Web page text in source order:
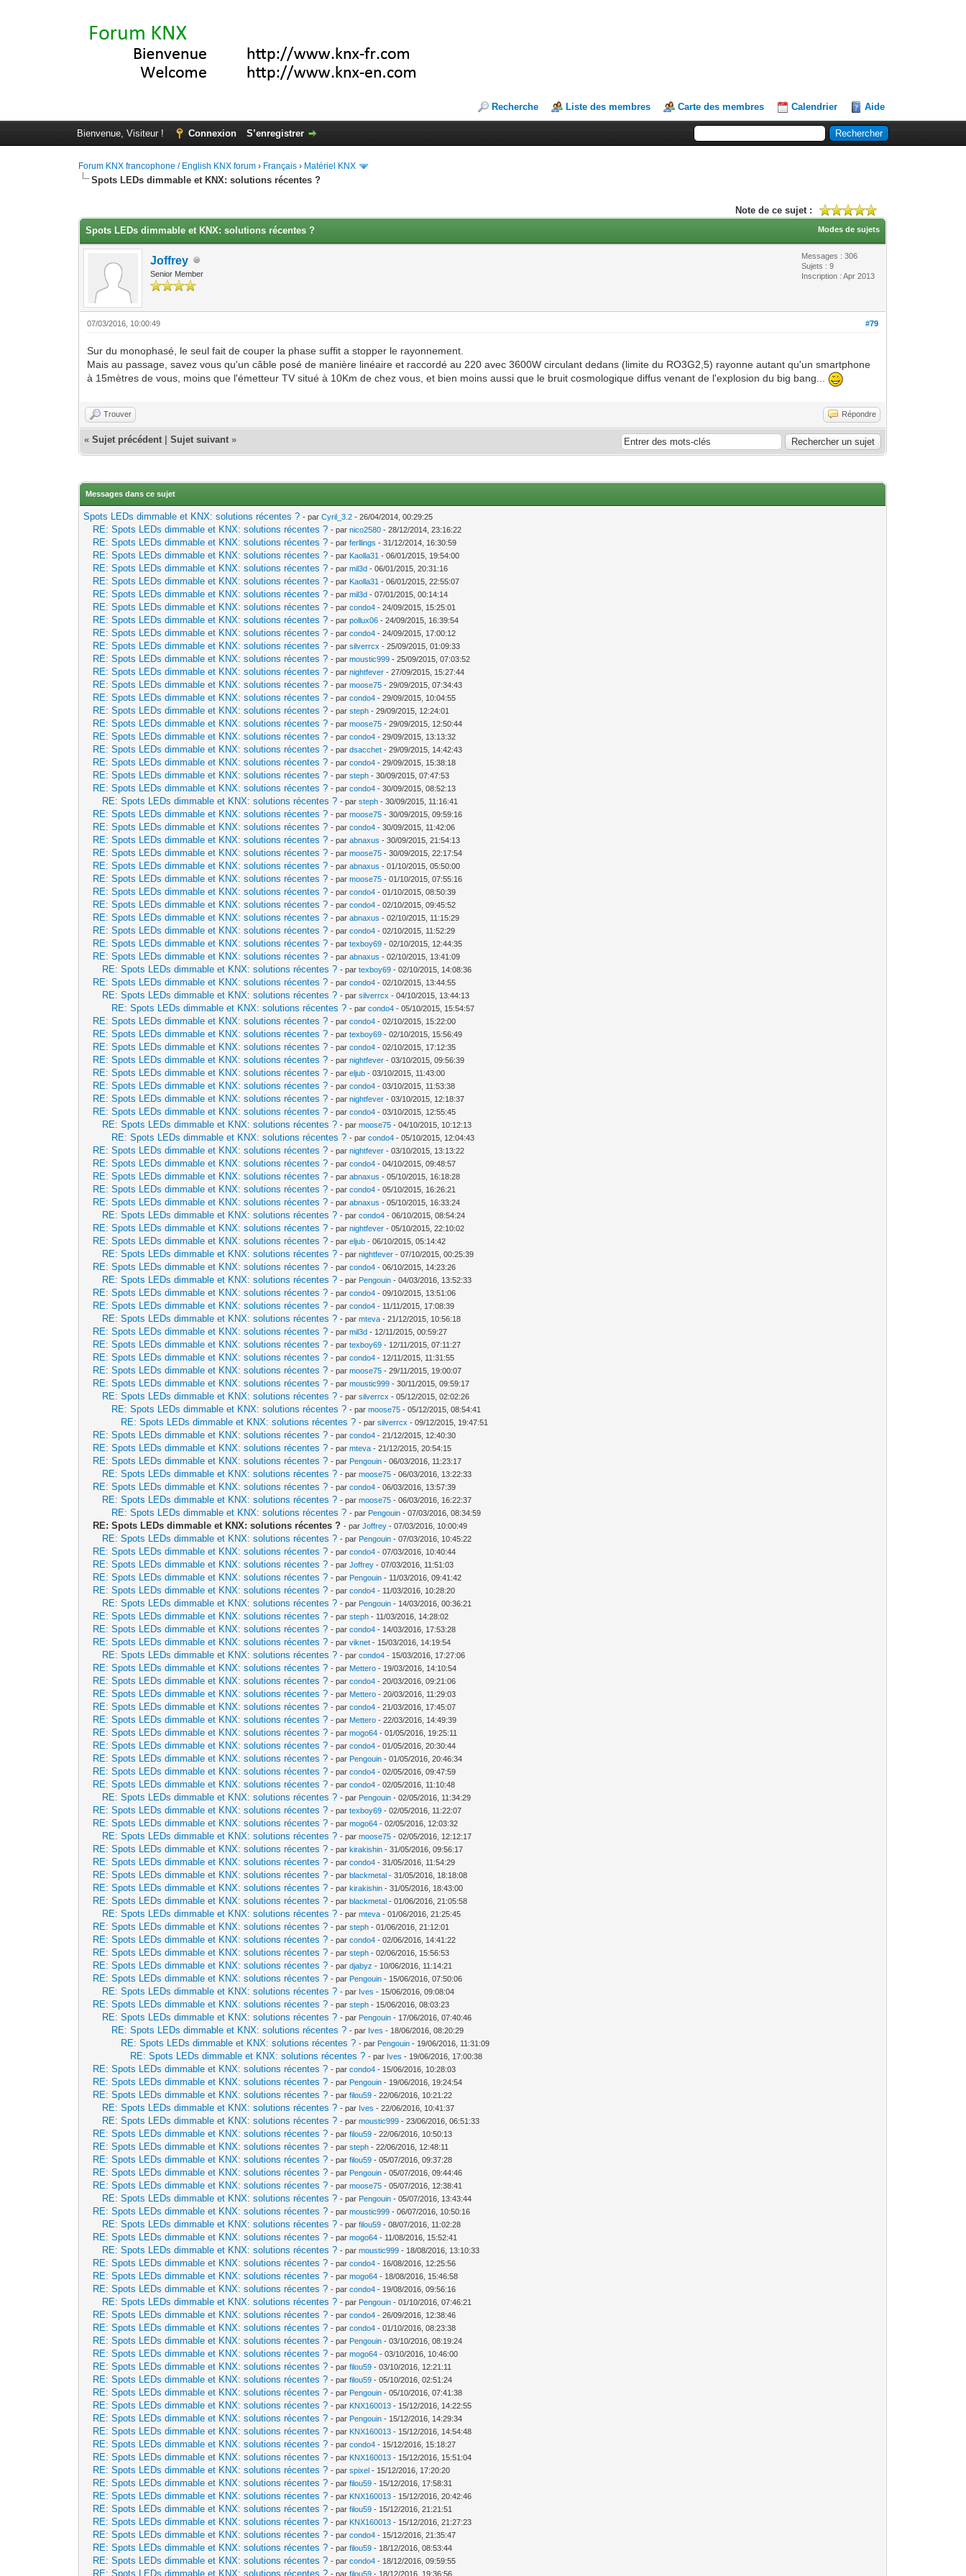
Recherche Liste des membres Carte des membres Calendrier Aide
Bienvenue, Visiteur ! Connexion S’enregistrer
Forum KNX francophone / English KNX forum › Français › Matériel KNX
Spots LEDs dimmable et KNX: solutions récentes ?
Note de ce sujet :
Modes de sujets
Spots LEDs dimmable et KNX: solutions récentes ?
Joffrey
Senior Member
Messages : 306
Sujets : 9
Inscription : Apr 2013
#79
07/03/2016, 10:00:49
Sur du monophasé, le seul fait de couper la phase suffit a stopper le rayonnement.
Mais au passage, savez vous qu'un câble posé de manière linéaire et raccordé au 220 avec 3600W circulant dedans (limite du RO3G2,5) rayonne autant qu'un smartphone
à 15mètres de vous, moins que l'émetteur TV situé à 10Km de chez vous, et bien moins aussi que le bruit cosmologique diffus venant de l'explosion du big bang...
Trouver Répondre
«Sujet précédent |Sujet suivant »
Messages dans ce sujet
Spots LEDs dimmable et KNX: solutions récentes ? - parCyril_3.2 - 26/04/2014, 00:29:25
RE: Spots LEDs dimmable et KNX: solutions récentes ? - parnico2580 - 28/12/2014, 23:16:22
RE: Spots LEDs dimmable et KNX: solutions récentes ? - parferllings - 31/12/2014, 16:30:59
RE: Spots LEDs dimmable et KNX: solutions récentes ? - par Kaolla31 - 06/01/2015, 19:54:00
RE: Spots LEDs dimmable et KNX: solutions récentes ? - parmil3d - 06/01/2015, 20:31:16
RE: Spots LEDs dimmable et KNX: solutions récentes ? - par Kaolla31 - 06/01/2015, 22:55:07
RE: Spots LEDs dimmable et KNX: solutions récentes ? - parmil3d - 07/01/2015, 00:14:14
RE: Spots LEDs dimmable et KNX: solutions récentes ? - parcondo4 - 24/09/2015, 15:25:01
RE: Spots LEDs dimmable et KNX: solutions récentes ? - parpollux06 - 24/09/2015, 16:39:54
RE: Spots LEDs dimmable et KNX: solutions récentes ? - parcondo4 - 24/09/2015, 17:00:12
RE: Spots LEDs dimmable et KNX: solutions récentes ? - parsilverrcx - 25/09/2015, 01:09:33
RE: Spots LEDs dimmable et KNX: solutions récentes ? - parmoustic999 - 25/09/2015, 07:03:52
RE: Spots LEDs dimmable et KNX: solutions récentes ? - parnightfever - 27/09/2015, 15:27:44
RE: Spots LEDs dimmable et KNX: solutions récentes ? - parmoose75 - 29/09/2015, 07:34:43
RE: Spots LEDs dimmable et KNX: solutions récentes ? - parcondo4 - 29/09/2015, 10:04:55
RE: Spots LEDs dimmable et KNX: solutions récentes ? - parsteph - 29/09/2015, 12:24:01
RE: Spots LEDs dimmable et KNX: solutions récentes ? - parmoose75 - 29/09/2015, 12:50:44
RE: Spots LEDs dimmable et KNX: solutions récentes ? - parcondo4 - 29/09/2015, 13:13:32
RE: Spots LEDs dimmable et KNX: solutions récentes ? - pardsacchet - 29/09/2015, 14:42:43
RE: Spots LEDs dimmable et KNX: solutions récentes ? - parcondo4 - 29/09/2015, 15:38:18
RE: Spots LEDs dimmable et KNX: solutions récentes ? - parsteph - 30/09/2015, 07:47:53
RE: Spots LEDs dimmable et KNX: solutions récentes ? - parcondo4 - 30/09/2015, 08:52:13
RE: Spots LEDs dimmable et KNX: solutions récentes ? - parsteph - 30/09/2015, 11:16:41
RE: Spots LEDs dimmable et KNX: solutions récentes ? - parmoose75 - 30/09/2015, 09:59:16
RE: Spots LEDs dimmable et KNX: solutions récentes ? - parcondo4 - 30/09/2015, 11:42:06
RE: Spots LEDs dimmable et KNX: solutions récentes ? - parabnaxus - 30/09/2015, 21:54:13
RE: Spots LEDs dimmable et KNX: solutions récentes ? - parmoose75 - 30/09/2015, 22:17:54
RE: Spots LEDs dimmable et KNX: solutions récentes ? - parabnaxus - 01/10/2015, 05:50:00
RE: Spots LEDs dimmable et KNX: solutions récentes ? - parmoose75 - 01/10/2015, 07:55:16
RE: Spots LEDs dimmable et KNX: solutions récentes ? - parcondo4 - 01/10/2015, 08:50:39
RE: Spots LEDs dimmable et KNX: solutions récentes ? - parcondo4 - 02/10/2015, 09:45:52
RE: Spots LEDs dimmable et KNX: solutions récentes ? - parabnaxus - 02/10/2015, 11:15:29
RE: Spots LEDs dimmable et KNX: solutions récentes ? - parcondo4 - 02/10/2015, 11:52:29
RE: Spots LEDs dimmable et KNX: solutions récentes ? - partexboy69 - 02/10/2015, 12:44:35
RE: Spots LEDs dimmable et KNX: solutions récentes ? - parabnaxus - 02/10/2015, 13:41:09
RE: Spots LEDs dimmable et KNX: solutions récentes ? - partexboy69 - 02/10/2015, 14:08:36
RE: Spots LEDs dimmable et KNX: solutions récentes ? - parcondo4 - 02/10/2015, 13:44:55
RE: Spots LEDs dimmable et KNX: solutions récentes ? - parsilverrcx - 04/10/2015, 13:44:13
RE: Spots LEDs dimmable et KNX: solutions récentes ? - parcondo4 - 05/10/2015, 15:54:57
RE: Spots LEDs dimmable et KNX: solutions récentes ? - parcondo4 - 02/10/2015, 15:22:00
RE: Spots LEDs dimmable et KNX: solutions récentes ? - partexboy69 - 02/10/2015, 15:56:49
RE: Spots LEDs dimmable et KNX: solutions récentes ? - parcondo4 - 02/10/2015, 17:12:35
RE: Spots LEDs dimmable et KNX: solutions récentes ? - parnightfever - 03/10/2015, 09:56:39
RE: Spots LEDs dimmable et KNX: solutions récentes ? - pareljub - 03/10/2015, 11:43:00
RE: Spots LEDs dimmable et KNX: solutions récentes ? - parcondo4 - 03/10/2015, 11:53:38
RE: Spots LEDs dimmable et KNX: solutions récentes ? - parnightfever - 03/10/2015, 12:18:37
RE: Spots LEDs dimmable et KNX: solutions récentes ? - parcondo4 - 03/10/2015, 12:55:45
RE: Spots LEDs dimmable et KNX: solutions récentes ? - parmoose75 - 04/10/2015, 10:12:13
RE: Spots LEDs dimmable et KNX: solutions récentes ? - parcondo4 - 05/10/2015, 12:04:43
RE: Spots LEDs dimmable et KNX: solutions récentes ? - parnightfever - 03/10/2015, 13:13:22
RE: Spots LEDs dimmable et KNX: solutions récentes ? - parcondo4 - 04/10/2015, 09:48:57
RE: Spots LEDs dimmable et KNX: solutions récentes ? - parabnaxus - 05/10/2015, 16:18:28
RE: Spots LEDs dimmable et KNX: solutions récentes ? - parcondo4 - 05/10/2015, 16:26:21
RE: Spots LEDs dimmable et KNX: solutions récentes ? - parabnaxus - 05/10/2015, 16:33:24
RE: Spots LEDs dimmable et KNX: solutions récentes ? - parcondo4 - 06/10/2015, 08:54:24
RE: Spots LEDs dimmable et KNX: solutions récentes ? - parnightfever - 05/10/2015, 22:10:02
RE: Spots LEDs dimmable et KNX: solutions récentes ? - pareljub - 06/10/2015, 05:14:42
RE: Spots LEDs dimmable et KNX: solutions récentes ? - parnightfever - 07/10/2015, 00:25:39
RE: Spots LEDs dimmable et KNX: solutions récentes ? - parcondo4 - 06/10/2015, 14:23:26
RE: Spots LEDs dimmable et KNX: solutions récentes ? - par Pengouin - 04/03/2016, 13:52:33
RE: Spots LEDs dimmable et KNX: solutions récentes ? - parcondo4 - 09/10/2015, 13:51:06
RE: Spots LEDs dimmable et KNX: solutions récentes ? - parcondo4 - 11/11/2015, 17:08:39
RE: Spots LEDs dimmable et KNX: solutions récentes ? - parmteva - 21/12/2015, 10:56:18
RE: Spots LEDs dimmable et KNX: solutions récentes ? - parmil3d - 12/11/2015, 00:59:27
RE: Spots LEDs dimmable et KNX: solutions récentes ? - partexboy69 - 12/11/2015, 07:11:27
RE: Spots LEDs dimmable et KNX: solutions récentes ? - parcondo4 - 12/11/2015, 11:31:55
RE: Spots LEDs dimmable et KNX: solutions récentes ? - parmoose75 - 29/11/2015, 19:00:07
RE: Spots LEDs dimmable et KNX: solutions récentes ? - parmoustic999 - 30/11/2015, 09:59:17
RE: Spots LEDs dimmable et KNX: solutions récentes ? - parsilverrcx - 05/12/2015, 02:02:26
RE: Spots LEDs dimmable et KNX: solutions récentes ? - parmoose75 - 05/12/2015, 08:54:41
RE: Spots LEDs dimmable et KNX: solutions récentes ? - parsilverrcx - 09/12/2015, 19:47:51
RE: Spots LEDs dimmable et KNX: solutions récentes ? - parcondo4 - 21/12/2015, 12:40:30
RE: Spots LEDs dimmable et KNX: solutions récentes ? - parmteva - 21/12/2015, 20:54:15
RE: Spots LEDs dimmable et KNX: solutions récentes ? - par Pengouin - 06/03/2016, 11:23:17
RE: Spots LEDs dimmable et KNX: solutions récentes ? - parmoose75 - 06/03/2016, 13:22:33
RE: Spots LEDs dimmable et KNX: solutions récentes ? - parcondo4 - 06/03/2016, 13:57:39
RE: Spots LEDs dimmable et KNX: solutions récentes ? - parmoose75 - 06/03/2016, 16:22:37
RE: Spots LEDs dimmable et KNX: solutions récentes ? - par Pengouin - 07/03/2016, 08:34:59
RE: Spots LEDs dimmable et KNX: solutions récentes ? - parJoffrey - 07/03/2016, 10:00:49
RE: Spots LEDs dimmable et KNX: solutions récentes ? - par Pengouin - 07/03/2016, 10:45:22
RE: Spots LEDs dimmable et KNX: solutions récentes ? - parcondo4 - 07/03/2016, 10:40:44
RE: Spots LEDs dimmable et KNX: solutions récentes ? - parJoffrey - 07/03/2016, 11:51:03
RE: Spots LEDs dimmable et KNX: solutions récentes ? - par Pengouin - 11/03/2016, 09:41:42
RE: Spots LEDs dimmable et KNX: solutions récentes ? - parcondo4 - 11/03/2016, 10:28:20
RE: Spots LEDs dimmable et KNX: solutions récentes ? - par Pengouin - 14/03/2016, 00:36:21
RE: Spots LEDs dimmable et KNX: solutions récentes ? - parsteph - 11/03/2016, 14:28:02
RE: Spots LEDs dimmable et KNX: solutions récentes ? - parcondo4 - 14/03/2016, 17:53:28
RE: Spots LEDs dimmable et KNX: solutions récentes ? - parviknet - 15/03/2016, 14:19:54
RE: Spots LEDs dimmable et KNX: solutions récentes ? - parcondo4 - 15/03/2016, 17:27:06
RE: Spots LEDs dimmable et KNX: solutions récentes ? - par Mettero - 19/03/2016, 14:10:54
RE: Spots LEDs dimmable et KNX: solutions récentes ? - parcondo4 - 20/03/2016, 09:21:06
RE: Spots LEDs dimmable et KNX: solutions récentes ? - par Mettero - 20/03/2016, 11:29:03
RE: Spots LEDs dimmable et KNX: solutions récentes ? - parcondo4 - 21/03/2016, 17:45:07
RE: Spots LEDs dimmable et KNX: solutions récentes ? - par Mettero - 22/03/2016, 14:49:39
RE: Spots LEDs dimmable et KNX: solutions récentes ? - parmogo64 - 01/05/2016, 19:25:11
RE: Spots LEDs dimmable et KNX: solutions récentes ? - parcondo4 - 01/05/2016, 20:30:44
RE: Spots LEDs dimmable et KNX: solutions récentes ? - par Pengouin - 01/05/2016, 20:46:34
RE: Spots LEDs dimmable et KNX: solutions récentes ? - parcondo4 - 02/05/2016, 09:47:59
RE: Spots LEDs dimmable et KNX: solutions récentes ? - parcondo4 - 02/05/2016, 11:10:48
RE: Spots LEDs dimmable et KNX: solutions récentes ? - par Pengouin - 02/05/2016, 11:34:29
RE: Spots LEDs dimmable et KNX: solutions récentes ? - partexboy69 - 02/05/2016, 11:22:07
RE: Spots LEDs dimmable et KNX: solutions récentes ? - parmogo64 - 02/05/2016, 12:03:32
RE: Spots LEDs dimmable et KNX: solutions récentes ? - parmoose75 - 02/05/2016, 12:12:17
RE: Spots LEDs dimmable et KNX: solutions récentes ? - parkirakishin - 31/05/2016, 09:56:17
RE: Spots LEDs dimmable et KNX: solutions récentes ? - parcondo4 - 31/05/2016, 11:54:29
RE: Spots LEDs dimmable et KNX: solutions récentes ? - parblackmetal - 31/05/2016, 18:18:08
RE: Spots LEDs dimmable et KNX: solutions récentes ? - parkirakishin - 31/05/2016, 18:43:00
RE: Spots LEDs dimmable et KNX: solutions récentes ? - parblackmetal - 01/06/2016, 21:05:58
RE: Spots LEDs dimmable et KNX: solutions récentes ? - parmteva - 01/06/2016, 21:25:45
RE: Spots LEDs dimmable et KNX: solutions récentes ? - parsteph - 01/06/2016, 21:12:01
RE: Spots LEDs dimmable et KNX: solutions récentes ? - parcondo4 - 02/06/2016, 14:41:22
RE: Spots LEDs dimmable et KNX: solutions récentes ? - parsteph - 02/06/2016, 15:56:53
RE: Spots LEDs dimmable et KNX: solutions récentes ? - pardjabyz - 10/06/2016, 11:14:21
RE: Spots LEDs dimmable et KNX: solutions récentes ? - par Pengouin - 15/06/2016, 07:50:06
RE: Spots LEDs dimmable et KNX: solutions récentes ? - par Ives - 15/06/2016, 09:08:04
RE: Spots LEDs dimmable et KNX: solutions récentes ? - parsteph - 15/06/2016, 08:03:23
RE: Spots LEDs dimmable et KNX: solutions récentes ? - par Pengouin - 17/06/2016, 07:40:46
RE: Spots LEDs dimmable et KNX: solutions récentes ? - par Ives - 18/06/2016, 08:20:29
RE: Spots LEDs dimmable et KNX: solutions récentes ? - par Pengouin - 19/06/2016, 11:31:09
RE: Spots LEDs dimmable et KNX: solutions récentes ? - par Ives - 19/06/2016, 17:00:38
RE: Spots LEDs dimmable et KNX: solutions récentes ? - parcondo4 - 15/06/2016, 10:28:03
RE: Spots LEDs dimmable et KNX: solutions récentes ? - par Pengouin - 19/06/2016, 19:24:54
RE: Spots LEDs dimmable et KNX: solutions récentes ? - parfilou59 - 22/06/2016, 10:21:22
RE: Spots LEDs dimmable et KNX: solutions récentes ? - par Ives - 22/06/2016, 10:41:37
RE: Spots LEDs dimmable et KNX: solutions récentes ? - parmoustic999 - 23/06/2016, 06:51:33
RE: Spots LEDs dimmable et KNX: solutions récentes ? - parfilou59 - 22/06/2016, 10:50:13
RE: Spots LEDs dimmable et KNX: solutions récentes ? - parsteph - 22/06/2016, 12:48:11
RE: Spots LEDs dimmable et KNX: solutions récentes ? - parfilou59 - 05/07/2016, 09:37:28
RE: Spots LEDs dimmable et KNX: solutions récentes ? - par Pengouin - 05/07/2016, 09:44:46
RE: Spots LEDs dimmable et KNX: solutions récentes ? - parmoose75 - 05/07/2016, 12:38:41
RE: Spots LEDs dimmable et KNX: solutions récentes ? - par Pengouin - 05/07/2016, 13:43:44
RE: Spots LEDs dimmable et KNX: solutions récentes ? - parmoustic999 - 06/07/2016, 10:50:16
RE: Spots LEDs dimmable et KNX: solutions récentes ? - parfilou59 - 08/07/2016, 11:02:28
RE: Spots LEDs dimmable et KNX: solutions récentes ? - parmogo64 - 11/08/2016, 15:52:41
RE: Spots LEDs dimmable et KNX: solutions récentes ? - parmoustic999 - 18/08/2016, 13:10:33
RE: Spots LEDs dimmable et KNX: solutions récentes ? - parcondo4 - 16/08/2016, 12:25:56
RE: Spots LEDs dimmable et KNX: solutions récentes ? - parmogo64 - 18/08/2016, 15:46:58
RE: Spots LEDs dimmable et KNX: solutions récentes ? - parcondo4 - 19/08/2016, 09:56:16
RE: Spots LEDs dimmable et KNX: solutions récentes ? - par Pengouin - 01/10/2016, 07:46:21
RE: Spots LEDs dimmable et KNX: solutions récentes ? - parcondo4 - 26/09/2016, 12:38:46
RE: Spots LEDs dimmable et KNX: solutions récentes ? - parcondo4 - 01/10/2016, 08:23:38
RE: Spots LEDs dimmable et KNX: solutions récentes ? - par Pengouin - 03/10/2016, 08:19:24
RE: Spots LEDs dimmable et KNX: solutions récentes ? - parmogo64 - 03/10/2016, 10:46:00
RE: Spots LEDs dimmable et KNX: solutions récentes ? - parfilou59 - 03/10/2016, 12:21:11
RE: Spots LEDs dimmable et KNX: solutions récentes ? - parfilou59 - 05/10/2016, 02:51:24
RE: Spots LEDs dimmable et KNX: solutions récentes ? - par Pengouin - 05/10/2016, 07:41:38
RE: Spots LEDs dimmable et KNX: solutions récentes ? - par KNX160013 - 15/12/2016, 14:22:55
RE: Spots LEDs dimmable et KNX: solutions récentes ? - par Pengouin - 15/12/2016, 14:29:34
RE: Spots LEDs dimmable et KNX: solutions récentes ? - par KNX160013 - 15/12/2016, 14:54:48
RE: Spots LEDs dimmable et KNX: solutions récentes ? - parcondo4 - 15/12/2016, 15:18:27
RE: Spots LEDs dimmable et KNX: solutions récentes ? - par KNX160013 - 15/12/2016, 15:51:04
RE: Spots LEDs dimmable et KNX: solutions récentes ? - parspixel - 15/12/2016, 17:20:20
RE: Spots LEDs dimmable et KNX: solutions récentes ? - parfilou59 - 15/12/2016, 17:58:31
RE: Spots LEDs dimmable et KNX: solutions récentes ? - par KNX160013 - 15/12/2016, 20:42:46
RE: Spots LEDs dimmable et KNX: solutions récentes ? - parfilou59 - 15/12/2016, 21:21:51
RE: Spots LEDs dimmable et KNX: solutions récentes ? - par KNX160013 - 15/12/2016, 21:27:23
RE: Spots LEDs dimmable et KNX: solutions récentes ? - parcondo4 - 15/12/2016, 21:35:47
RE: Spots LEDs dimmable et KNX: solutions récentes ? - parfilou59 - 18/12/2016, 08:53:44
RE: Spots LEDs dimmable et KNX: solutions récentes ? - parcondo4 - 18/12/2016, 09:59:55
RE: Spots LEDs dimmable et KNX: solutions récentes ? - parfilou59 - 18/12/2016, 19:36:56